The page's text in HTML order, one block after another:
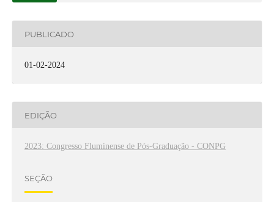
PUBLICADO
01-02-2024
EDIÇÃO
2023: Congresso Fluminense de Pós-Graduação - CONPG
SEÇÃO